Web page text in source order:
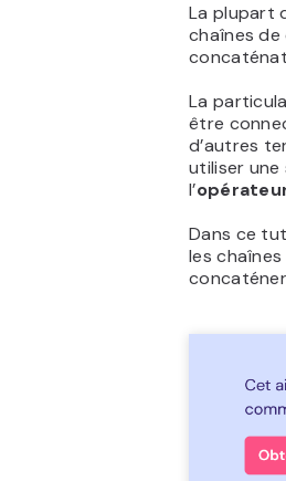
La plupart
chaînes de
La
être
d’autres
utiliser une
l’
Dans ce
les